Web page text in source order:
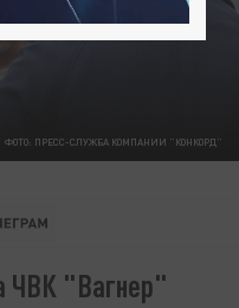
ФОТО: ПРЕСС-СЛУЖБА КОМПАНИИ "КОНКОРД"
ЧВК "Вагнер"